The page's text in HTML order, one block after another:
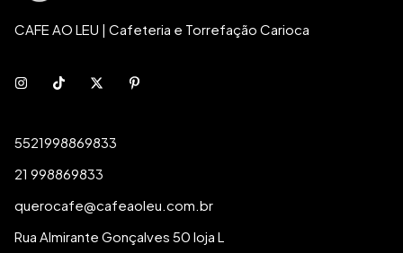
CAFE AO LEU | Cafeteria e Torrefação Carioca
5521998869833
21 998869833
querocafe@cafeaoleu.com.br
Rua Almirante Gonçalves 50 loja L